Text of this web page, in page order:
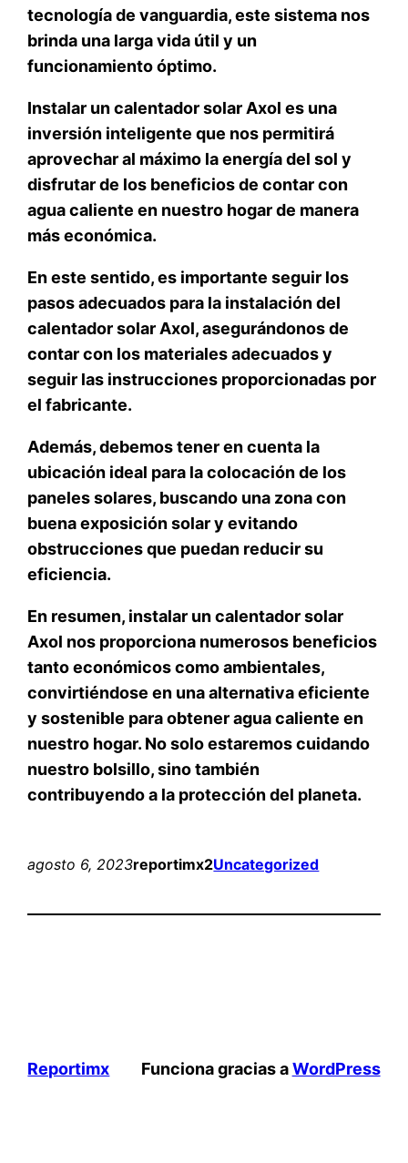
tecnología de vanguardia, este sistema nos
brinda una larga vida útil y un
funcionamiento óptimo.
Instalar un calentador solar Axol es una
inversión inteligente que nos permitirá
aprovechar al máximo la energía del sol y
disfrutar de los beneficios de contar con
agua caliente en nuestro hogar de manera
más económica.
En este sentido, es importante seguir los
pasos adecuados para la instalación del
calentador solar Axol,asegurándonos de
contar con los materiales adecuados y
seguir las instrucciones proporcionadas por
el fabricante.
Además, debemos tener en cuenta la
ubicación ideal para la colocación de los
paneles solares, buscando una zona con
buena exposición solar y evitando
obstrucciones que puedan reducir su
eficiencia.
En resumen, instalar un calentador solar
Axol nos proporciona numerosos beneficios
tanto económicos como ambientales,
convirtiéndose en una alternativa eficiente
y sostenible para obtener agua caliente en
nuestro hogar. No solo estaremos cuidando
nuestro bolsillo, sino también
contribuyendo a la protección del planeta.
agosto 6, 2023reportimx2Uncategorized
Reportimx Funciona gracias aWordPress